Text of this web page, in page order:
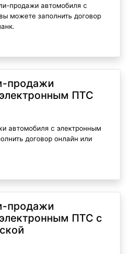
продажи автомобиля с
можете заполнить договор
продажи
ПТС
автомобиля с электронным
договор онлайн или
продажи
ПТС с